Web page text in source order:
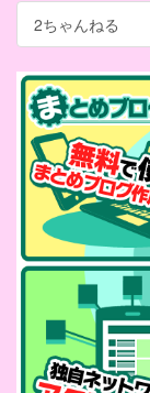
2ちゃんねる